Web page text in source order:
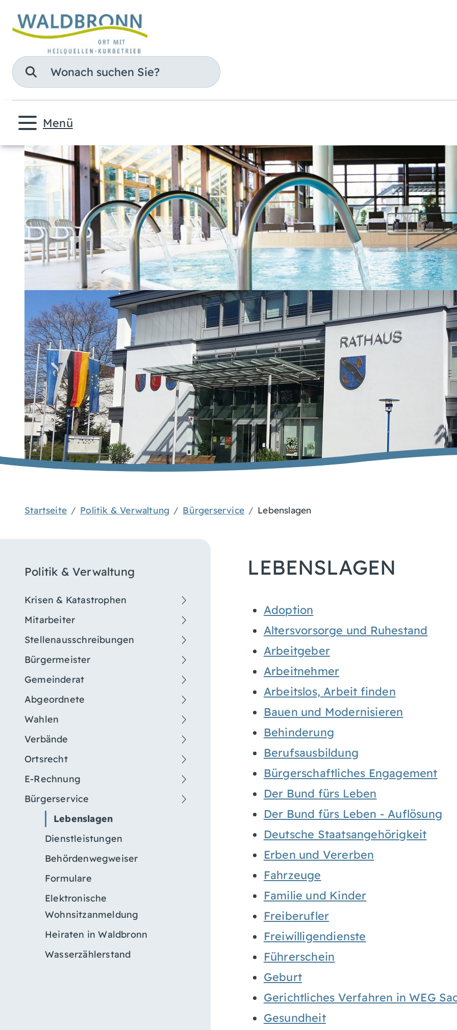
Suche
Menü
Startseite Politik & Verwaltung Bürgerservice Lebenslagen
Politik & Verwaltung
Krisen & Katastrophen
Mitarbeiter
Stellenausschreibungen
Bürgermeister
Gemeinderat
Abgeordnete
Wahlen
Verbände
Ortsrecht
E-Rechnung
Bürgerservice
Lebenslagen
Dienstleistungen
Behördenwegweiser
Formulare
Elektronische
Wohnsitzanmeldung
Heiraten in Waldbronn
Wasserzählerstand
LEBENSLAGEN
Adoption
Altersvorsorge und Ruhestand
Arbeitgeber
Arbeitnehmer
Arbeitslos, Arbeit finden
Bauen und Modernisieren
Behinderung
Berufsausbildung
Bürgerschaftliches Engagement
Der Bund fürs Leben
Der Bund fürs Leben - Auflösung
Deutsche Staatsangehörigkeit
Erben und Vererben
Fahrzeuge
Familie und Kinder
Freiberufler
Freiwilligendienste
Führerschein
Geburt
Gerichtliches Verfahren in WEG
Gesundheit